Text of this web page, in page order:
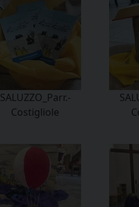
SALUZZO_Parr.-
Costigliole